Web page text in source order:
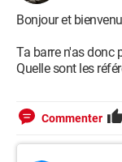
Bonjour et
Ta barre n'as donc
Quelle sont les
Commenter